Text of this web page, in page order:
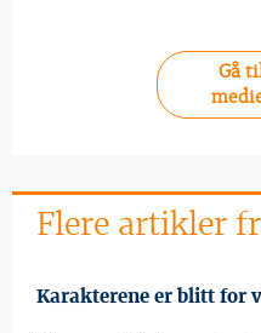
Gå
Flere artikler
Karakterene er blitt for